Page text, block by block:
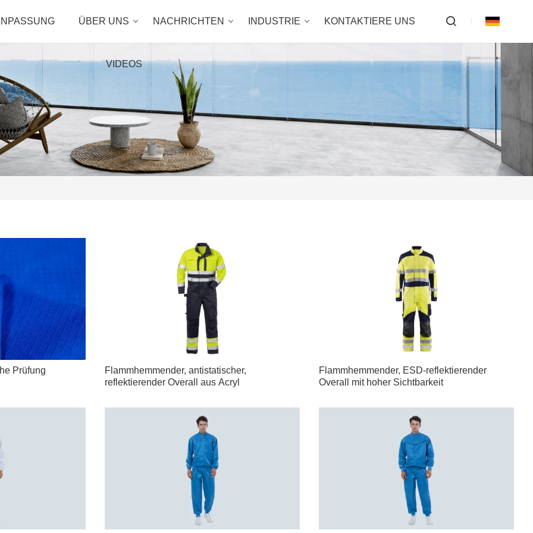
ÜBER UNS NACHRICHTEN INDUSTRIE KONTAKTIERE UNS
VIDEOS
Prüfung
Flammhemmender, antistatischer,
reflektierender Overall aus Acryl
Flammhemmender, ESD-reflektierender
Overall mit hoher Sichtbarkeit